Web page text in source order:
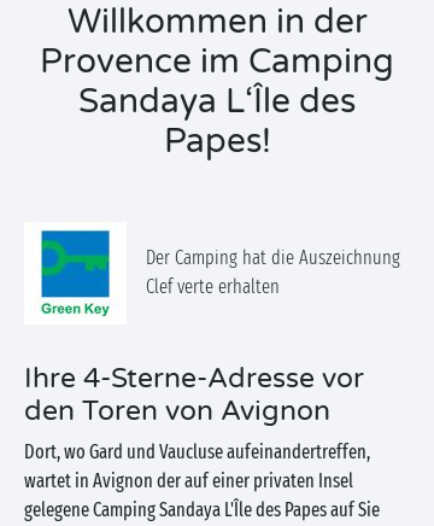
Willkommen in der
Provence im Camping
Sandaya L‘Île des
Papes!
Der Camping hat die Auszeichnung
Clef verte erhalten
Ihre 4-Sterne-Adresse vor
den Toren von Avignon
Dort, wo Gard und Vaucluse aufeinandertreffen,
wartet in Avignon der auf einer privaten Insel
gelegene Camping Sandaya L'Île des Papes auf Sie